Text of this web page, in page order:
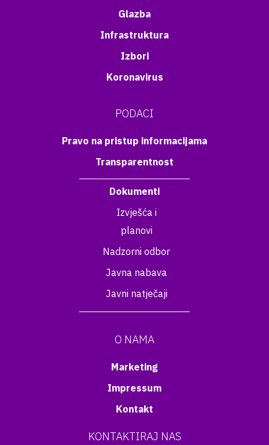
Glazba
Infrastruktura
Izbori
Koronavirus
PODACI
Pravo na pristup informacijama
Transparentnost
Dokumenti
Izvješća i
planovi
Nadzorni odbor
Javna nabava
Javni natječaji
O NAMA
Marketing
Impressum
Kontakt
KONTAKTIRAJ NAS